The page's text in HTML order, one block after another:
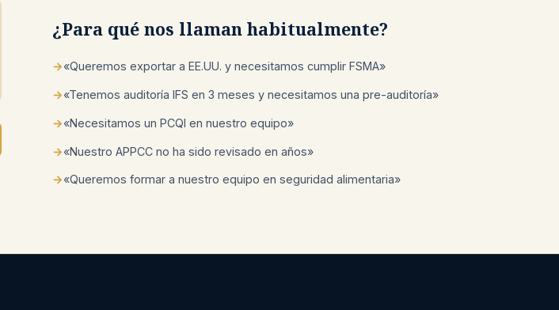
¿Para qué nos llaman habitualmente?
→«Queremos exportar a EE.UU. y necesitamos cumplir FSMA»
→«Tenemos auditoría IFS en 3 meses y necesitamos una pre-auditoría»
→«Necesitamos un PCQI en nuestro equipo»
→«Nuestro APPCC no ha sido revisado en años»
→«Queremos formar a nuestro equipo en seguridad alimentaria»